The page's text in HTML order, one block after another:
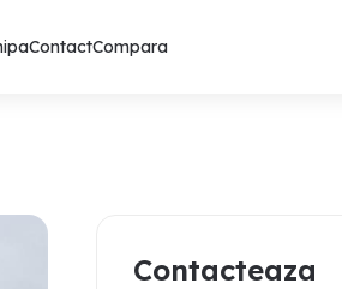
ContactCompara
Contacteaza